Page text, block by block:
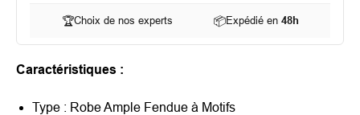
🏆Choix de nos experts 📦Expédié en 48h
Caractéristiques :
Type : Robe Ample Fendue à Motifs